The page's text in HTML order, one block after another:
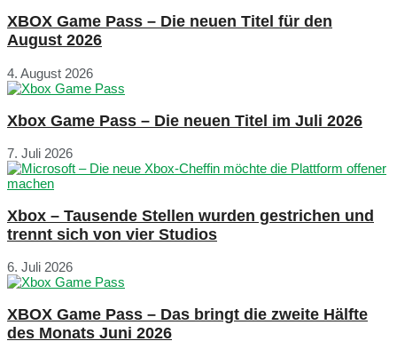
XBOX Game Pass – Die neuen Titel für den
August 2026
4. August 2026
Xbox Game Pass – Die neuen Titel im Juli 2026
7. Juli 2026
Xbox – Tausende Stellen wurden gestrichen und
trennt sich von vier Studios
6. Juli 2026
XBOX Game Pass – Das bringt die zweite Hälfte
des Monats Juni 2026